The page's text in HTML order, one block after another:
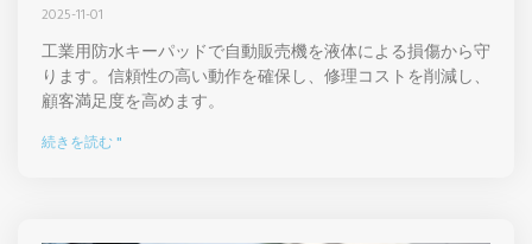
2025-11-01
工業用防水キーパッドで自動販売機を液体による損傷から守
ります。信頼性の高い動作を確保し、修理コストを削減し、
顧客満足度を高めます。
続きを読む "